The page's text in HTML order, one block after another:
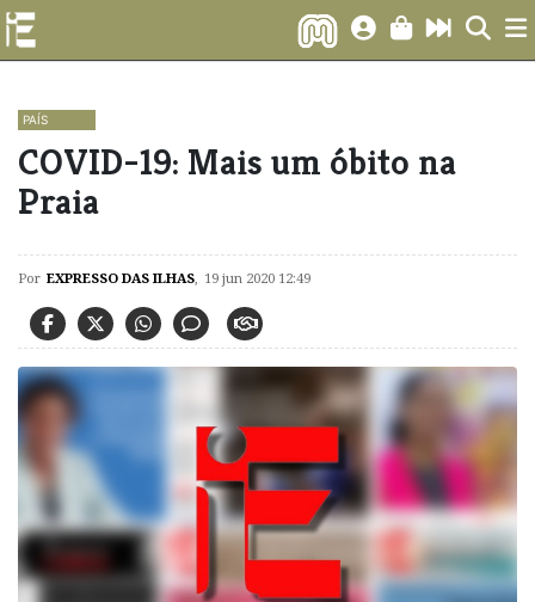
PAÍS
COVID-19: Mais um óbito na
Praia
Por EXPRESSO DAS ILHAS, 19 jun 2020 12:49